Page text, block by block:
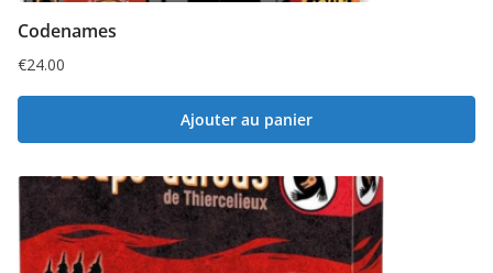
Codenames
€24.00
Ajouter au panier